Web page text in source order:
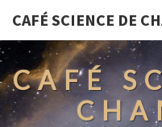
CAFÉ SCIENCE DE
CAFÉ